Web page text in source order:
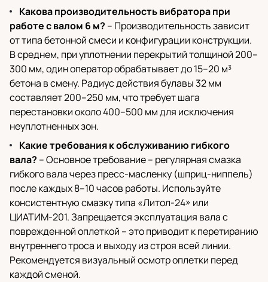
Какова производительность вибратора при
работе с валом 6 м? – Производительность зависит
от типа бетонной смеси и конфигурации конструкции.
В среднем, при уплотнении перекрытий толщиной 200–
300 мм, один оператор обрабатывает до 15–20 м³
бетона в смену. Радиус действия булавы 32 мм
составляет 200–250 мм, что требует шага
перестановки около 400–500 мм для исключения
неуплотненных зон.
Какие требования к обслуживанию гибкого
вала? – Основное требование – регулярная смазка
гибкого вала через пресс-масленку (шприц-ниппель)
после каждых 8–10 часов работы. Используйте
консистентную смазку типа «Литол-24» или
ЦИАТИМ-201. Запрещается эксплуатация вала с
поврежденной оплеткой – это приводит к перетиранию
внутреннего троса и выходу из строя всей линии.
Рекомендуется визуальный осмотр оплетки перед
каждой сменой.